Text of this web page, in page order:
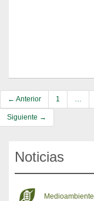
← Anterior 1
Siguiente →
Noticias
Medioambiente